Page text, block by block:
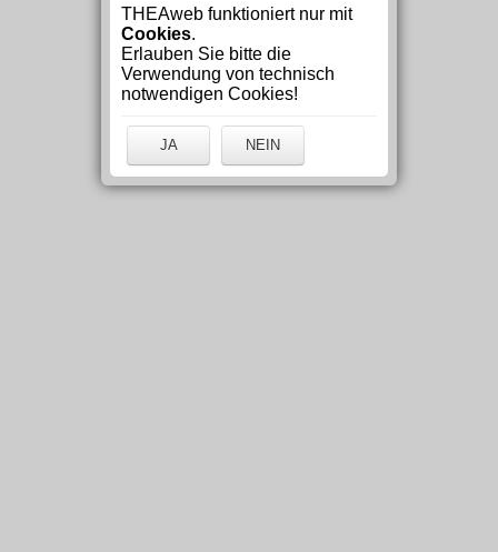
THEAweb funktioniert nur mit
Cookies.
Erlauben Sie bitte die
Verwendung von technisch
notwendigen Cookies!
JA NEIN